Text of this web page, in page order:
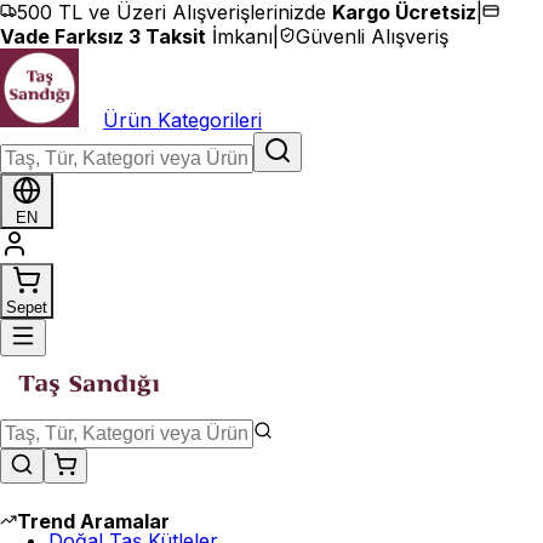
İçeriğe geç
500 TL ve Üzeri Alışverişlerinizde Kargo Ücretsiz
Vade Farksız 3 Taksit İmkanı Güvenli Alışveriş
Ürün Kategorileri
EN
Sepet
Trend Aramalar